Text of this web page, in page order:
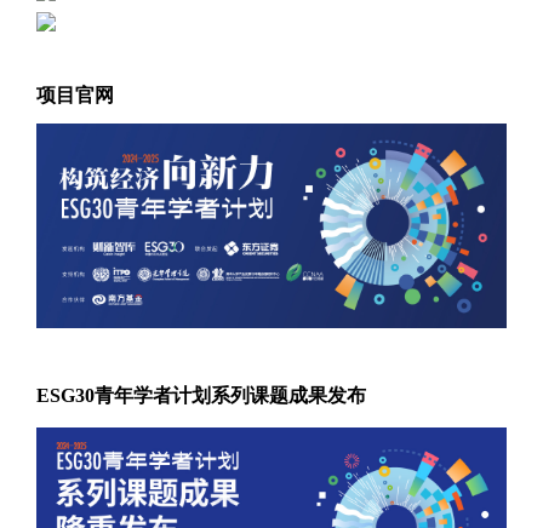
项目官网
ESG30青年学者计划系列课题成果发布